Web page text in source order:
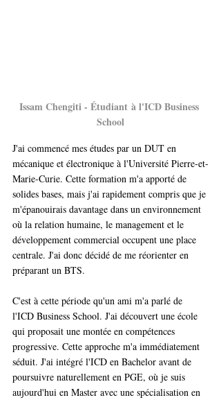
Issam Chengiti - Étudiant à l'ICD Business
School
J'ai commencé mes études par un DUT en
mécanique et électronique à l'Université Pierre-et-
Marie-Curie. Cette formation m'a apporté de
solides bases, mais j'ai rapidement compris que je
m'épanouirais davantage dans un environnement
où la relation humaine, le management et le
développement commercial occupent une place
centrale. J'ai donc décidé de me réorienter en
préparant un BTS.
C'est à cette période qu'un ami m'a parlé de
l'ICD Business School. J'ai découvert une école
qui proposait une montée en compétences
progressive. Cette approche m'a immédiatement
séduit. J'ai intégré l'ICD en Bachelor avant de
poursuivre naturellement en PGE, où je suis
aujourd'hui en Master avec une spécialisation en